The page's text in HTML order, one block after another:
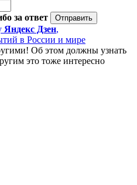
за ответ
Яндекс Дзен,
в России и мире
Об этом должны узнать
это тоже интересно